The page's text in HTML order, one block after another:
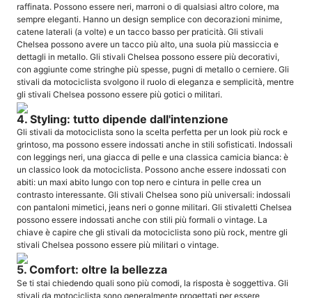
raffinata. Possono essere neri, marroni o di qualsiasi altro colore, ma
sempre eleganti. Hanno un design semplice con decorazioni minime,
catene laterali (a volte) e un tacco basso per praticità. Gli stivali
Chelsea possono avere un tacco più alto, una suola più massiccia e
dettagli in metallo. Gli stivali Chelsea possono essere più decorativi,
con aggiunte come stringhe più spesse, pugni di metallo o cerniere. Gli
stivali da motociclista svolgono il ruolo di eleganza e semplicità, mentre
gli stivali Chelsea possono essere più gotici o militari.
4. Styling: tutto dipende dall'intenzione
Gli stivali da motociclista sono la scelta perfetta per un look più rock e
grintoso, ma possono essere indossati anche in stili sofisticati. Indossali
con leggings neri, una giacca di pelle e una classica camicia bianca: è
un classico look da motociclista. Possono anche essere indossati con
abiti: un maxi abito lungo con top nero e cintura in pelle crea un
contrasto interessante. Gli stivali Chelsea sono più universali: indossali
con pantaloni mimetici, jeans neri o gonne militari. Gli stivaletti Chelsea
possono essere indossati anche con stili più formali o vintage. La
chiave è capire che gli stivali da motociclista sono più rock, mentre gli
stivali Chelsea possono essere più militari o vintage.
5. Comfort: oltre la bellezza
Se ti stai chiedendo quali sono più comodi, la risposta è soggettiva. Gli
stivali da motociclista sono generalmente progettati per essere